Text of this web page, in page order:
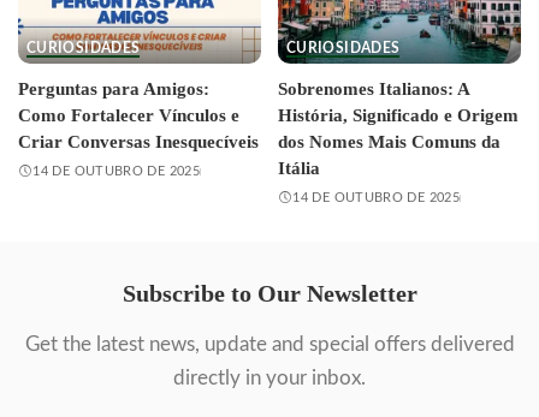
CURIOSIDADES
Perguntas para Amigos:
Como Fortalecer Vínculos e
Criar Conversas Inesquecíveis
14 DE OUTUBRO DE 2025
CURIOSIDADES
Sobrenomes Italianos: A
História, Significado e Origem
dos Nomes Mais Comuns da
Itália
14 DE OUTUBRO DE 2025
Subscribe to Our Newsletter
Get the latest news, update and special offers delivered
directly in your inbox.